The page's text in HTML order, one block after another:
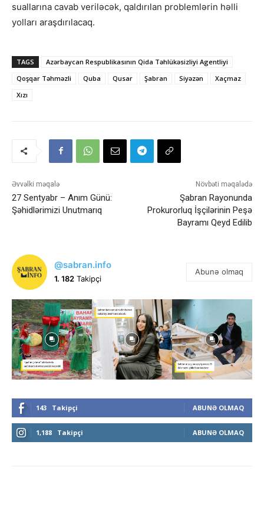
suallarına cavab veriləcək, qaldırılan problemlərin həlli
yolları araşdırılacaq.
TAGS
Azərbaycan Respublikasının Qida Təhlükəsizliyi Agentliyi
Qoşqar Təhməzli
Quba Qusar Şabran Siyəzən
Xaçmaz
Xızı
Əvvəlki məqalə
27 Sentyabr – Anım Günü:
Şəhidlərimizi Unutmarıq
Növbəti məqalədə
Şabran Rayonunda
Prokurorluq İşçilərinin Peşə
Bayramı Qeyd Edilib
@sabran.info
1. 182 Takipçi
Abunə olmaq
143 Takipçi ABUNƏ OLMAQ
1,188 Takipçi ABUNƏ OLMAQ